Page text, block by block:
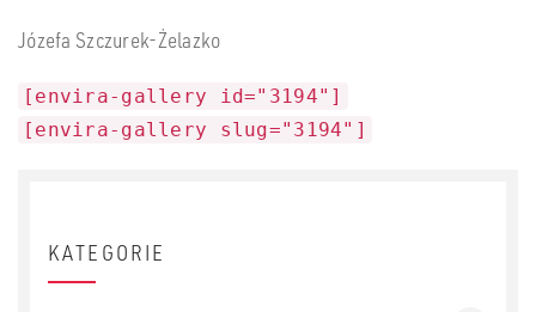
Józefa Szczurek-Żelazko
[envira-gallery id="3194"]
[envira-gallery slug="3194"]
KATEGORIE